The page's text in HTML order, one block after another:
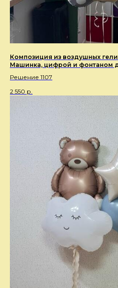
Композиция из воздушных
Машинка, цифрой и фонтаном
Решение 1107
2 550 р.